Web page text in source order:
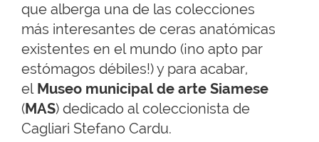
que alberga una de las colecciones
más interesantes de ceras anatómicas
existentes en el mundo (¡no apto par
estómagos débiles!) y para acabar,
el Museo municipal de arte Siamese
(MAS) dedicado al coleccionista de
Cagliari Stefano Cardu.